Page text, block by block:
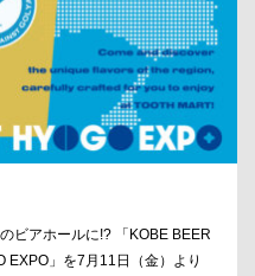
ビアホールに!? 「KOBE BEER
EXPO」を7月11日（金）より